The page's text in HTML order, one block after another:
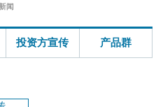
新闻
投资方宣传 产品群